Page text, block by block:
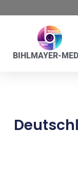
BIHLMAYER-